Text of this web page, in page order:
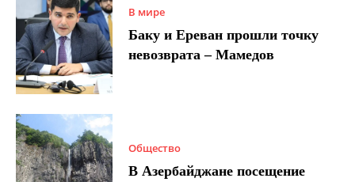
В мире
Баку и Ереван прошли точку
невозврата – Мамедов
Общество
В Азербайджане посещение